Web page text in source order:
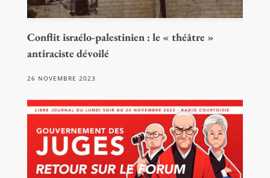
Conflit israélo-palestinien : le « théâtre »
antiraciste dévoilé
26 NOVEMBRE 2023